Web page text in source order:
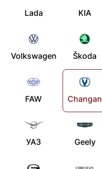
Lada KIA
Volkswagen Škoda
FAW Changan
УАЗ Geely